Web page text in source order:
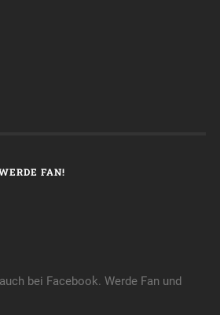
FAN!
bei Facebook. Werde Fan und